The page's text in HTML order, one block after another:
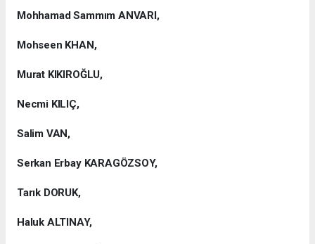
Mohhamad Sammım ANVARI,
Mohseen KHAN,
Murat KIKIROĞLU,
Necmi KILIÇ,
Salim VAN,
Serkan Erbay KARAGÖZSOY,
Tarık DORUK,
Haluk ALTINAY,